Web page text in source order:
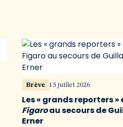
Brève 15 juillet 2026
Les « grands reporters »
Figaroau secours de
Erner